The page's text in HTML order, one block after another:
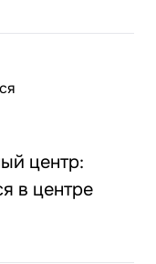
центр:
в центре